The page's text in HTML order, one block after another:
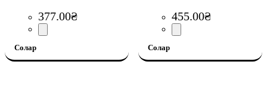
377.00₴
Солар
455.00₴
Солар